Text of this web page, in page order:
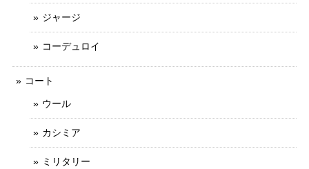
ジャージ
コーデュロイ
コート
ウール
カシミア
ミリタリー